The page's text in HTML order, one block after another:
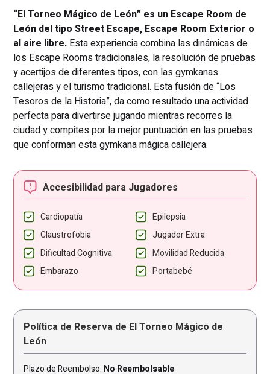
“El Torneo Mágico de León” es un Escape Room de
León del tipo Street Escape, Escape Room Exterior o
al aire libre. Esta experiencia combina las dinámicas de
los Escape Rooms tradicionales, la resolución de pruebas
y acertijos de diferentes tipos, con las gymkanas
callejeras y el turismo tradicional. Esta fusión de “Los
Tesoros de la Historia”, da como resultado una actividad
perfecta para divertirse jugando mientras recorres la
ciudad y compites por la mejor puntuación en las pruebas
que conforman esta gymkana mágica callejera.
Accesibilidad para Jugadores
Cardiopatía
Epilepsia
Claustrofobia
Jugador Extra
Dificultad Cognitiva
Movilidad Reducida
Embarazo
Portabebé
Política de Reserva de El Torneo Mágico de
León
Plazo de Reembolso: No Reembolsable